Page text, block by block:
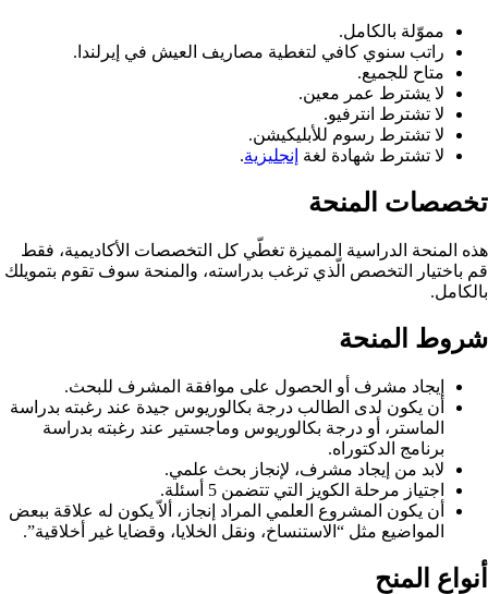
مموّلة بالكامل.
راتب سنوي كافي لتغطية مصاريف العيش في إيرلندا.
متاح للجميع.
لا يشترط عمر معين.
لا تشترط انترفيو.
لا تشترط رسوم للأبليكيشن.
لا تشترط شهادة لغة إنجليزية.
تخصصات المنحة
هذه المنحة الدراسية المميزة تغطّي كل التخصصات الأكاديمية، فقط
قم باختيار التخصص الّذي ترغب بدراسته، والمنحة سوف تقوم بتمويلك
بالكامل.
شروط المنحة
إيجاد مشرف أو الحصول على موافقة المشرف للبحث.
أن يكون لدى الطالب درجة بكالوريوس جيدة عند رغبته بدراسة
الماستر، أو درجة بكالوريوس وماجستير عند رغبته بدراسة
برنامج الدكتوراه.
لابد من إيجاد مشرف، لإنجاز بحث علمي.
اجتياز مرحلة الكويز التي تتضمن 5 أسئلة.
أن يكون المشروع العلمي المراد إنجاز، ألاّ يكون له علاقة ببعض
المواضيع مثل “الاستنساخ، ونقل الخلايا، وقضايا غير أخلاقية”.
أنواع المنح